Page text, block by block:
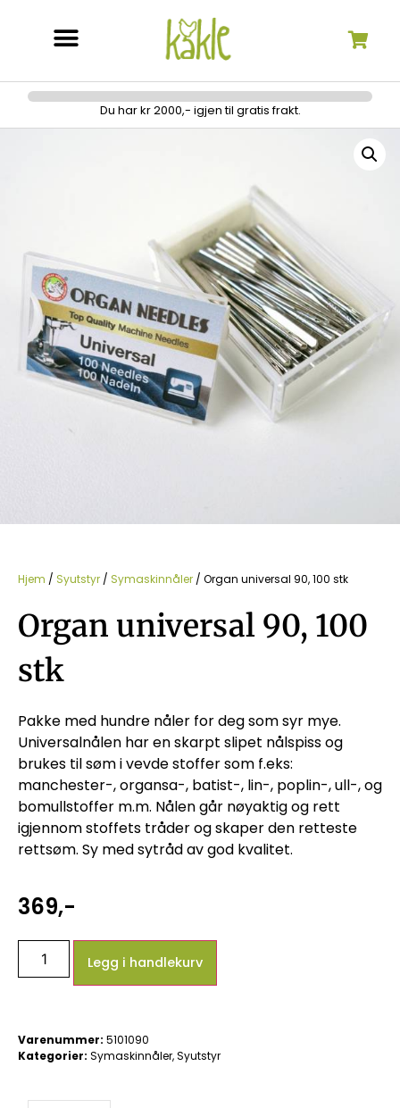
Du har kr 2000,- igjen til gratis frakt.
Hjem / Syutstyr / Symaskinnåler / Organ universal 90, 100 stk
Organ universal 90, 100
stk
Pakke med hundre nåler for deg som syr mye.
Universalnålen har en skarpt slipet nålspiss og
brukes til søm i vevde stoffer som f.eks:
manchester-, organsa-, batist-, lin-, poplin-, ull-, og
bomullstoffer m.m. Nålen går nøyaktig og rett
igjennom stoffets tråder og skaper den retteste
rettsøm. Sy med sytråd av god kvalitet.
369,-
Legg i handlekurv
Varenummer: 5101090
Kategorier: Symaskinnåler,Syutstyr